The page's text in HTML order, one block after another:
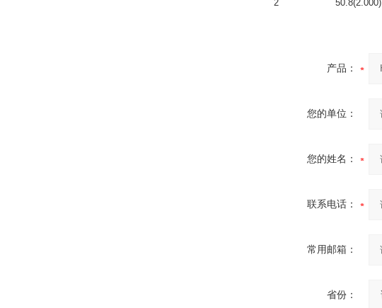
2 50.8(2.000)
产品：
您的单位：
您的姓名：
联系电话：
常用邮箱：
省份：